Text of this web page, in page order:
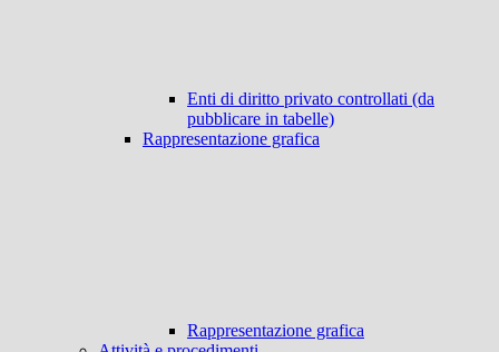
Enti di diritto privato controllati (da
pubblicare in tabelle)
Rappresentazione grafica
Rappresentazione grafica